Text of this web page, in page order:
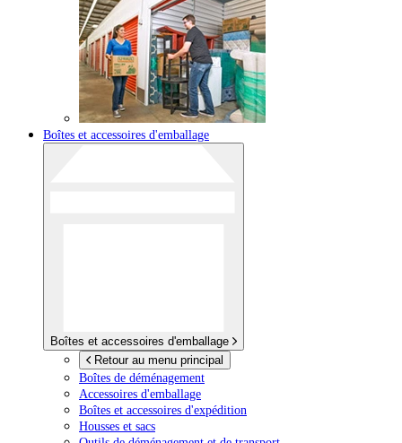
Boîtes et accessoires d'emballage
Boîtes et accessoires d'emballage
Retour au menu principal
Boîtes de déménagement
Accessoires d'emballage
Boîtes et accessoires d'expédition
Housses et sacs